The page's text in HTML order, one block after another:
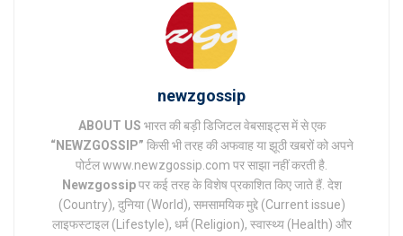
newzgossip
ABOUT US भारत की बड़ी डिजिटल वेबसाइट्स में से एक
“NEWZGOSSIP” किसी भी तरह की अफवाह या झूठी खबरों को अपने
पोर्टल www.newzgossip.com पर साझा नहीं करती है.
Newzgossipपर कई तरह के विशेष प्रकाशित किए जाते हैं. देश
(Country), दुनिया (World), समसामयिक मुद्दे (Current issue)
लाइफस्टाइल (Lifestyle), धर्म (Religion), स्वास्थ्य (Health) और